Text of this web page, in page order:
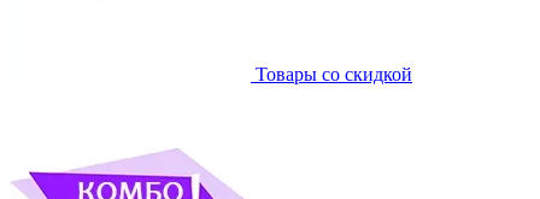
Товары со скидкой